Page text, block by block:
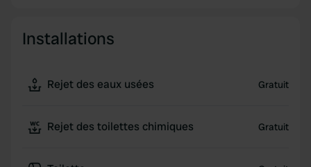
Installations
Rejet des eaux usées Gratuit
Rejet des toilettes chimiques Gratuit